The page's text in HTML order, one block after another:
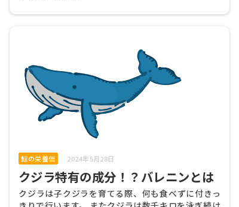
鯨の栄養価 2024年5月28日
クジラ特有の成分！？バレニンとは
クジラは子クジラを育てる際、何も食べずに付きっ